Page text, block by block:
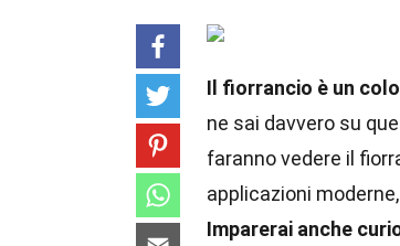
Il fiorrancio è un
ne sai davvero su
faranno vedere il
applicazioni
Imparerai anche